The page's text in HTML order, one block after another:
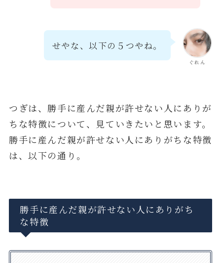
ぐれん
せやな、以下の５つやね。
つぎは、勝手に産んだ親が許せない人にありが
ちな特徴について、見ていきたいと思います。
勝手に産んだ親が許せない人にありがちな特徴
は、以下の通り。
勝手に産んだ親が許せない人にありがち
な特徴